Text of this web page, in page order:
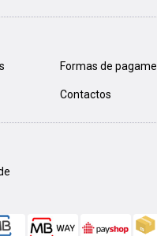
Formas de
Contactos